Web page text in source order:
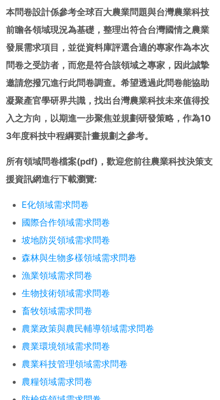
本問卷設計係參考全球百大農業問題與台灣農業科技
前瞻各領域現況為基礎，整理出符合台灣國情之農業
發展需求項目，並從資料庫評選合適的專家作為本次
問卷之受訪者，而您是符合該領域之專家，因此誠摯
邀請您撥冗進行此問卷調查。希望透過此問卷能協助
凝聚產官學研界共識，找出台灣農業科技未來值得投
入之方向，以期進一步聚焦並規劃研發策略，作為10
3年度科技中程綱要計畫規劃之參考。
所有領域問卷檔案(pdf)，歡迎您前往農業科技決策支
援資訊網進行下載瀏覽:
E化領域需求問卷
國際合作領域需求問卷
坡地防災領域需求問卷
森林與生物多樣領域需求問卷
漁業領域需求問卷
生物技術領域需求問卷
畜牧領域需求問卷
農業政策與農民輔導領域需求問卷
農業環境領域需求問卷
農業科技管理領域需求問卷
農糧領域需求問卷